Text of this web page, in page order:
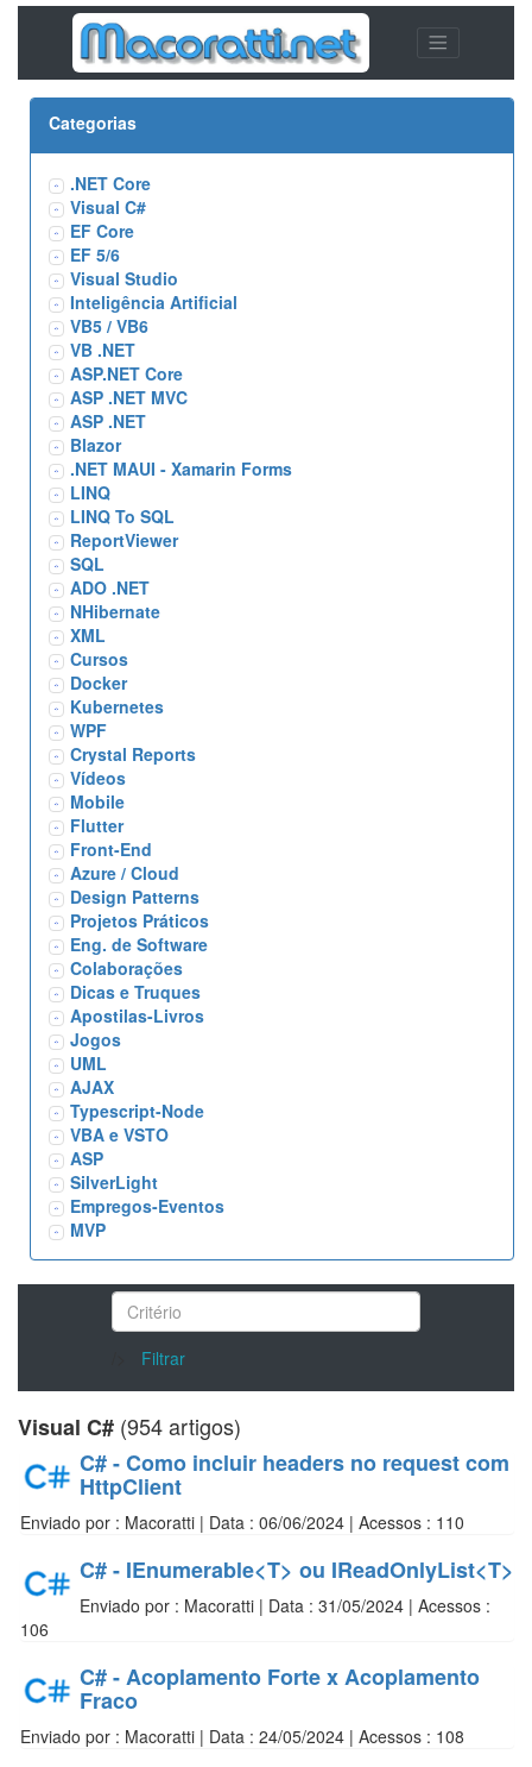
Categorias
.NET Core
Visual C#
EF Core
EF 5/6
Visual Studio
Inteligência Artificial
VB5 / VB6
VB .NET
ASP.NET Core
ASP .NET MVC
ASP .NET
Blazor
.NET MAUI - Xamarin Forms
LINQ
LINQ To SQL
ReportViewer
SQL
ADO .NET
NHibernate
XML
Cursos
Docker
Kubernetes
WPF
Crystal Reports
Vídeos
Mobile
Flutter
Front-End
Azure / Cloud
Design Patterns
Projetos Práticos
Eng. de Software
Colaborações
Dicas e Truques
Apostilas-Livros
Jogos
UML
AJAX
Typescript-Node
VBA e VSTO
ASP
SilverLight
Empregos-Eventos
MVP
Filtrar
Visual C# (954 artigos)
C# - Como incluir headers no request com
HttpClient
Enviado por : Macoratti | Data : 06/06/2024 | Acessos : 110
C# - IEnumerable<T> ou IReadOnlyList<T>
Enviado por : Macoratti | Data : 31/05/2024 | Acessos :
106
C# - Acoplamento Forte x Acoplamento
Fraco
Enviado por : Macoratti | Data : 24/05/2024 | Acessos : 108